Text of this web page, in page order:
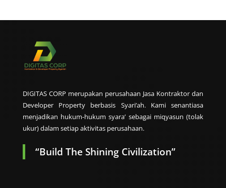
DIGITAS CORP merupakan perusahaan Jasa Kontraktor dan
Developer Property berbasis Syari’ah. Kami senantiasa
menjadikan hukum-hukum syara’ sebagai miqyasun (tolak
ukur) dalam setiap aktivitas perusahaan.
“Build The Shining Civilization”